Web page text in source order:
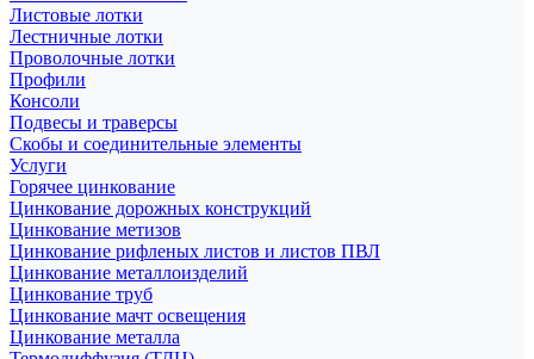
Листовые лотки
Лестничные лотки
Проволочные лотки
Профили
Консоли
Подвесы и траверсы
Скобы и соединительные элементы
Услуги
Горячее цинкование
Цинкование дорожных конструкций
Цинкование метизов
Цинкование рифленых листов и листов ПВЛ
Цинкование металлоизделий
Цинкование труб
Цинкование мачт освещения
Цинкование металла